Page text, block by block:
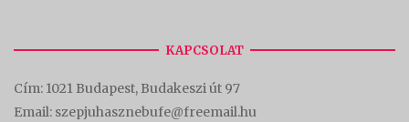
KAPCSOLAT
Cím: 1021 Budapest, Budakeszi út 97
Email: szepjuhasznebufe@freemail.hu